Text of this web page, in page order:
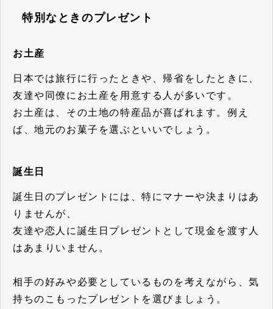
特別なときのプレゼント
お土産
日本では旅行に行ったときや、帰省をしたときに、
友達や同僚にお土産を用意する人が多いです。
お土産は、その土地の特産品が喜ばれます。例え
ば、地元のお菓子を選ぶといいでしょう。
誕生日
誕生日のプレゼントには、特にマナーや決まりはあ
りませんが、
友達や恋人に誕生日プレゼントとして現金を渡す人
はあまりいません。
相手の好みや必要としているものを考えながら、気
持ちのこもったプレゼントを選びましょう。